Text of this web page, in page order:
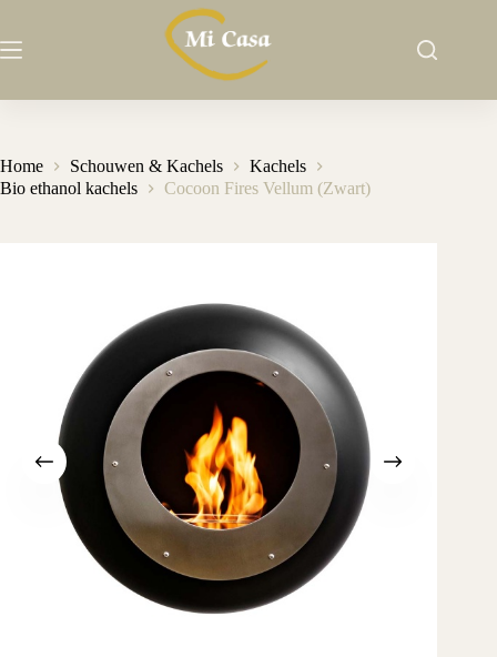
de
Home Schouwen & Kachels
Kachels
Bio ethanol kachels
Cocoon Fires Vellum (Zwart)